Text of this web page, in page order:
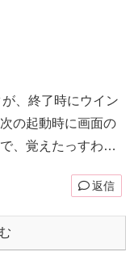
、終了時にウイン
の起動時に画面の
、覚えたっすわ…
返信